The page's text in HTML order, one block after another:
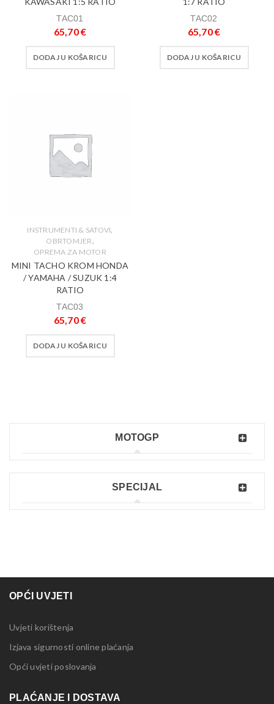
MOTOGP
SPECIJAL
TAC01
65,70€
DODAJ U KOŠARICU
TAC02
65,70€
DODAJ U KOŠARICU
INSTRUMENTI & SATOVI,
OBRTOMJER,
OPREMA ZA MOTOR
MINI TACHO KROM HONDA
/ YAMAHA / SUZUK 1:4
RATIO
TAC03
65,70€
DODAJ U KOŠARICU
OPĆI UVJETI
Uvjeti korištenja
Izjava sigurnosti online plaćanja
Opći uvjeti poslovanja
PLAĆANJE I DOSTAVA